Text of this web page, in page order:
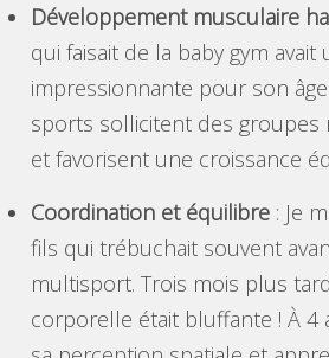
Développement musculaire
qui faisait de la baby gym avait
impressionnante pour son
sports sollicitent des groupes
et favorisent une croissance
Coordination et équilibre : Je
fils qui trébuchait souvent
multisport. Trois mois plus
corporelle était bluffante ! À 4